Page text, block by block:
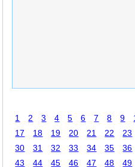
1 2 3 4 5 6 7 8 9
17
18 19 20 21 22 23
30
31 32 33 34 35 36
43
44 45 46 47 48 49